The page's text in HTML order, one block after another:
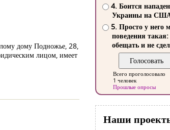
дому Подножье, 28,
лицом, имеет
4. Боится
Украины на
5. Просто у него
поведения такая:
обещать и не
Всего проголосовало
1 человек
Прошлые опросы
Наши